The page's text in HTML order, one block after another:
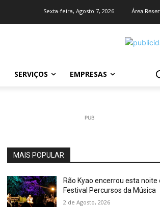
Sexta-feira, Agosto 7, 2026 Área
SERVIÇOS EMPRESAS
PUB
MAIS POPULAR
Rão Kyao encerrou esta noite
Festival Percursos da Música
2 de Agosto, 2026